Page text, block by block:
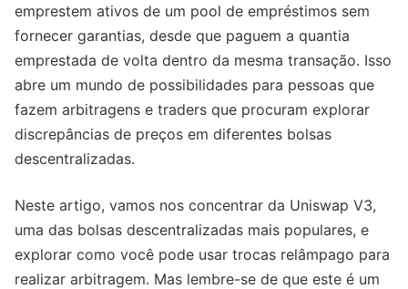
emprestem ativos de um pool de empréstimos sem
fornecer garantias, desde que paguem a quantia
emprestada de volta dentro da mesma transação. Isso
abre um mundo de possibilidades para pessoas que
fazem arbitragens e traders que procuram explorar
discrepâncias de preços em diferentes bolsas
descentralizadas.
Neste artigo, vamos nos concentrar da Uniswap V3,
uma das bolsas descentralizadas mais populares, e
explorar como você pode usar trocas relâmpago para
realizar arbitragem. Mas lembre-se de que este é um